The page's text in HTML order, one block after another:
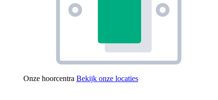
Onze hoorcentra Bekijk onze locaties